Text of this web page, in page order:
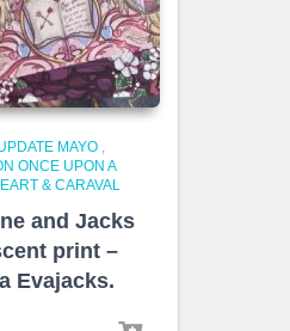
MAYO ,
ONCE UPON A
& CARAVAL
and Jacks
print –
Evajacks.